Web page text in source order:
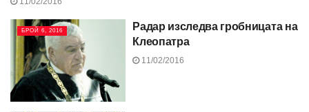
БРОЙ 6, 2016
Радар изследва гробницата на
Клеопатра
11/02/2016